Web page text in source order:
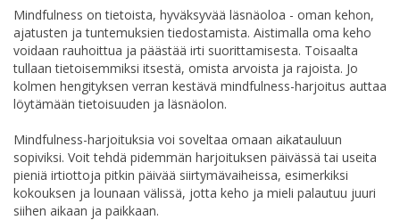
Mindfulness on tietoista, hyväksyvää läsnäoloa - oman kehon,
ajatusten ja tuntemuksien tiedostamista. Aistimalla oma keho
voidaan rauhoittua ja päästää irti suorittamisesta. Toisaalta
tullaan tietoisemmiksi itsestä, omista arvoista ja rajoista. Jo
kolmen hengityksen verran kestävä mindfulness-harjoitus auttaa
löytämään tietoisuuden ja läsnäolon.
Mindfulness-harjoituksia voi soveltaa omaan aikatauluun
sopiviksi. Voit tehdä pidemmän harjoituksen päivässä tai useita
pieniä irtiottoja pitkin päivää siirtymävaiheissa, esimerkiksi
kokouksen ja lounaan välissä, jotta keho ja mieli palautuu juuri
siihen aikaan ja paikkaan.